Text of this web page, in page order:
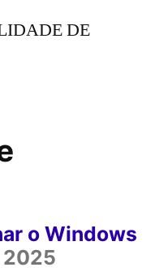
DE
o Windows
2025